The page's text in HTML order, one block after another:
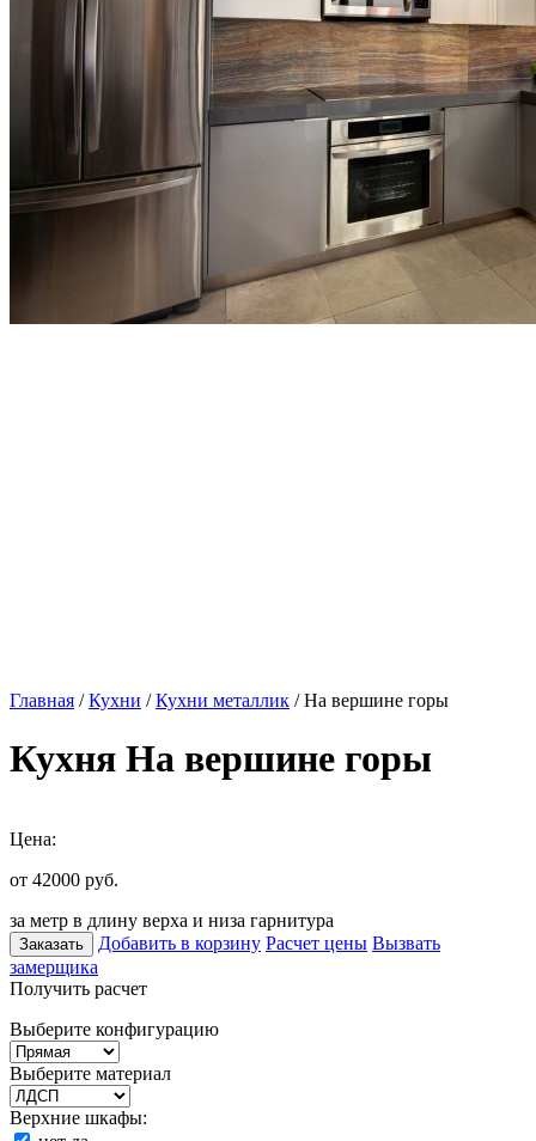
Главная /Кухни /Кухни металлик / На вершине горы
Кухня На вершине горы
Цена:
от 42000 руб.
за метр в длину верха и низа гарнитура
Заказать Добавить в корзину Расчет цены Вызвать
замерщика
Получить расчет
Выберите конфигурацию
Выберите материал
Верхние шкафы: